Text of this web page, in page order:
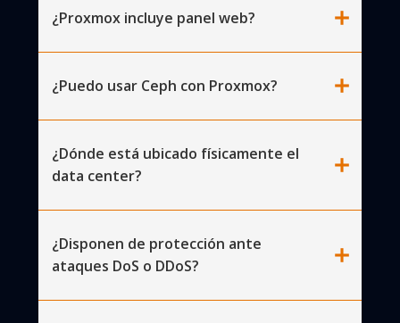
¿Proxmox incluye panel web? add
¿Puedo usar Ceph con Proxmox? add
¿Dónde está ubicado físicamente el
data center?
add
¿Disponen de protección ante
ataques DoS o DDoS?
add